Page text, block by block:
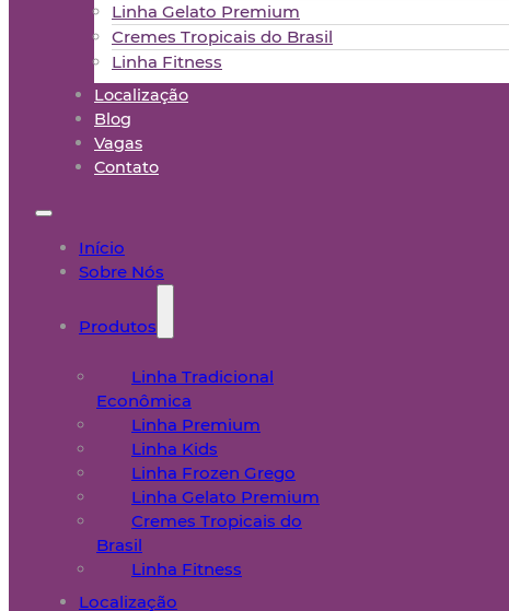
Linha Gelato Premium
Cremes Tropicais do Brasil
Linha Fitness
Localização
Blog
Vagas
Contato
Início
Sobre Nós
Produtos
Linha Tradicional
Econômica
Linha Premium
Linha Kids
Linha Frozen Grego
Linha Gelato Premium
Cremes Tropicais do
Brasil
Linha Fitness
Localização